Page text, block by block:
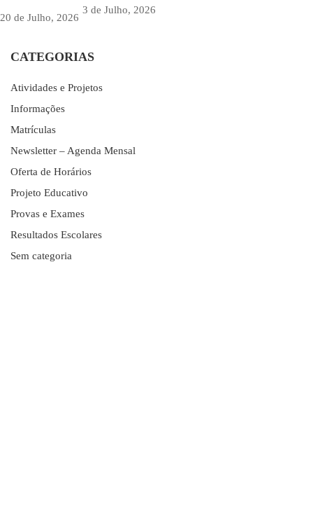
20 de Julho, 2026
3 de Julho, 2026
CATEGORIAS
Atividades e Projetos
Informações
Matrículas
Newsletter – Agenda Mensal
Oferta de Horários
Projeto Educativo
Provas e Exames
Resultados Escolares
Sem categoria